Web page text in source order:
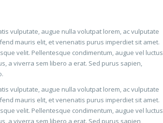
vulputate, augue nulla volutpat lorem, ac vulputate
mauris elit, et venenatis purus imperdiet sit amet.
velit. Pellentesque condimentum, augue vel luctus
a viverra sem libero a erat. Sed purus sapien,
vulputate, augue nulla volutpat lorem, ac vulputate
mauris elit, et venenatis purus imperdiet sit amet.
velit. Pellentesque condimentum, augue vel luctus
a viverra sem libero a erat. Sed purus sapien,